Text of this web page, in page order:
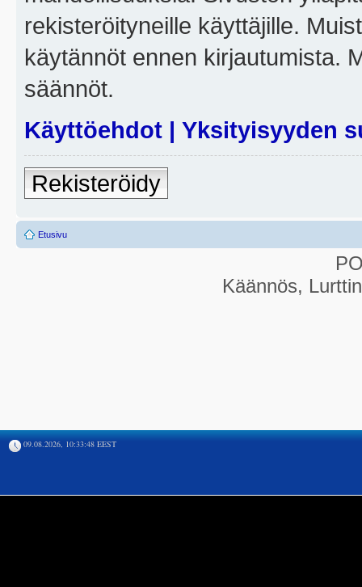
rekisteröityneille käyttäjille.
käytännöt ennen kirjautumista.
säännöt.
Käyttöehdot | Yksityisyyden
Rekisteröidy
Etusivu
Käännös,
09.08.2026, 10:33:48 EEST